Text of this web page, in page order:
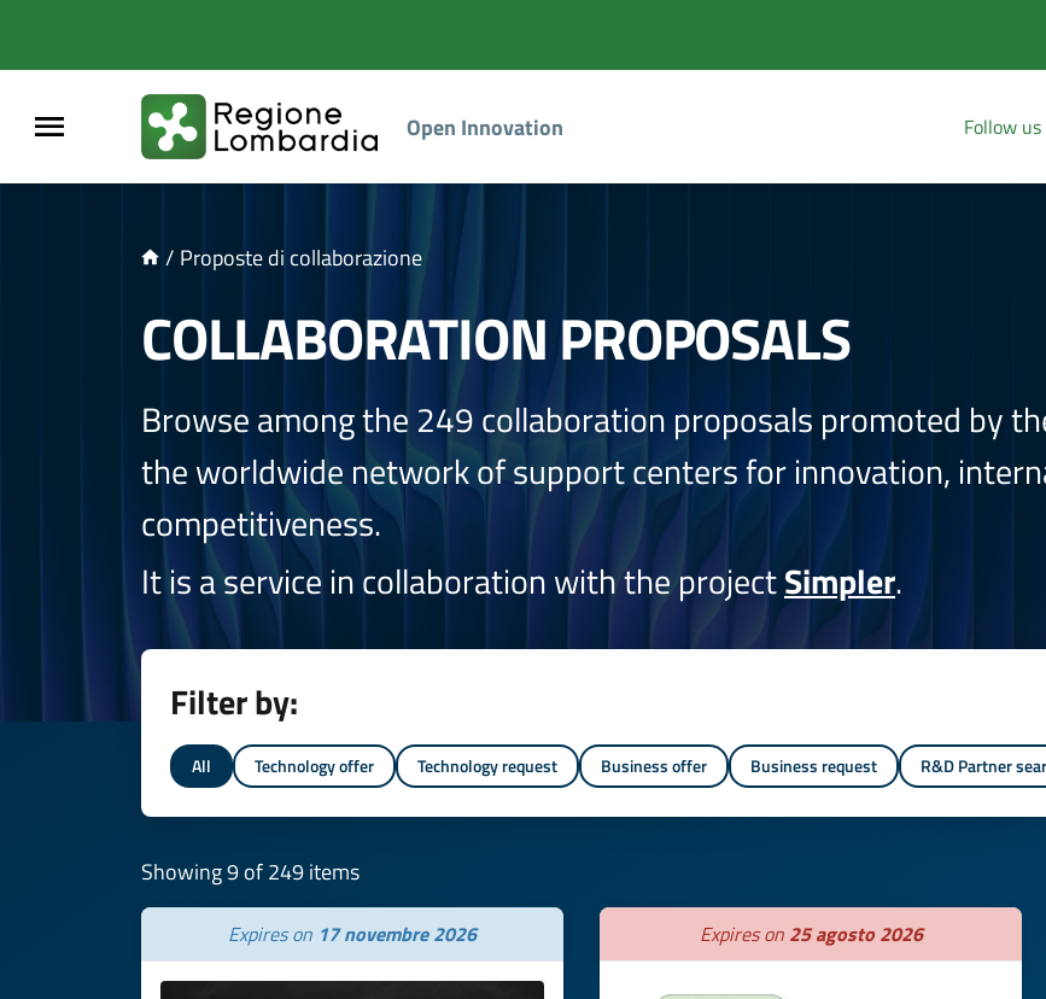
Open Innovation Follow us
/ Proposte di collaborazione
COLLABORATION PROPOSALS
Browse among the 249 collaboration proposals promoted by
the worldwide network of support centers for innovation,
competitiveness.
It is a service in collaboration with the projectSimpler.
Filter by:
All Technology offer Technology request Business offer Business request R&D Partner
Showing 9 of 249 items
Expires on 17 novembre 2026 Expires on 25 agosto 2026